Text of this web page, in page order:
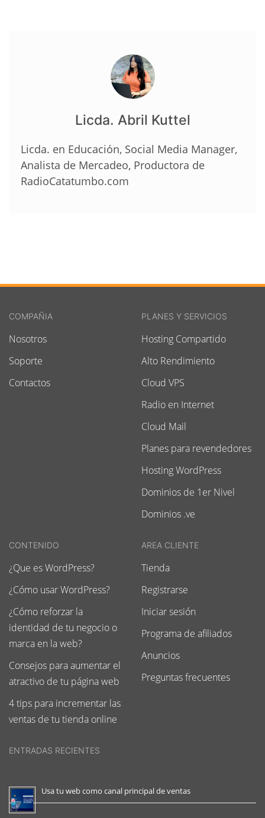
Licda. Abril Kuttel
Licda. en Educación, Social Media Manager,
Analista de Mercadeo, Productora de
RadioCatatumbo.com
COMPAÑIA
Nosotros
Soporte
Contactos
PLANES Y SERVICIOS
Hosting Compartido
Alto Rendimiento
Cloud VPS
Radio en Internet
Cloud Mail
Planes para revendedores
Hosting WordPress
Dominios de 1er Nivel
Dominios .ve
CONTENIDO
¿Que es WordPress?
¿Cómo usar WordPress?
¿Cómo reforzar la
identidad de tu negocio o
marca en la web?
Consejos para aumentar el
atractivo de tu página web
4 tips para incrementar las
ventas de tu tienda online
AREA CLIENTE
Tienda
Registrarse
Iniciar sesión
Programa de afiliados
Anuncios
Preguntas frecuentes
ENTRADAS RECIENTES
Usa tu web como canal principal de ventas